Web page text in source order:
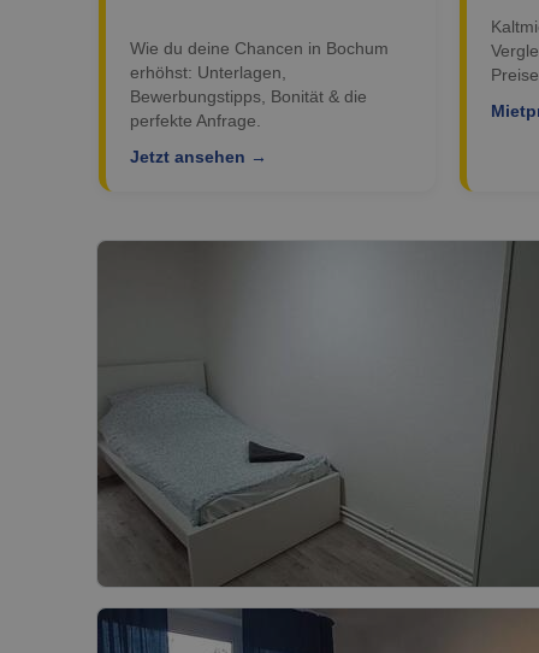
Wie du deine Chancen in Bochum
erhöhst: Unterlagen,
Bewerbungstipps, Bonität & die
perfekte Anfrage.
Jetzt ansehen →